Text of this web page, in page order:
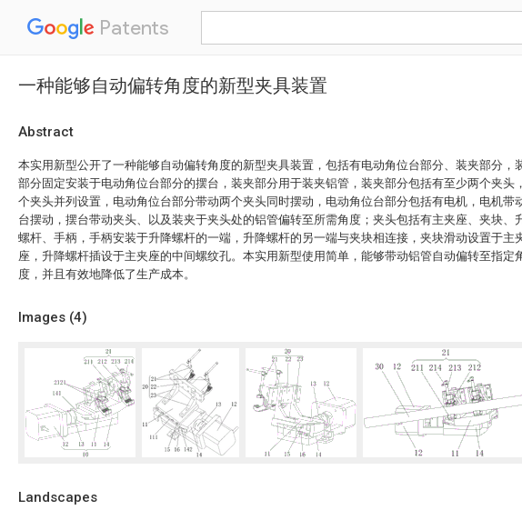
Patents
一种能够自动偏转角度的新型夹具装置
Abstract
本实用新型公开了一种能够自动偏转角度的新型夹具装置，包括有电动角位台部分、装夹部分，
部分固定安装于电动角位台部分的摆台，装夹部分用于装夹铝管，装夹部分包括有至少两个夹头
个夹头并列设置，电动角位台部分带动两个夹头同时摆动，电动角位台部分包括有电机，电机带
台摆动，摆台带动夹头、以及装夹于夹头处的铝管偏转至所需角度；夹头包括有主夹座、夹块、
螺杆、手柄，手柄安装于升降螺杆的一端，升降螺杆的另一端与夹块相连接，夹块滑动设置于主
座，升降螺杆插设于主夹座的中间螺纹孔。本实用新型使用简单，能够带动铝管自动偏转至指定
度，并且有效地降低了生产成本。
Images (4)
Landscapes